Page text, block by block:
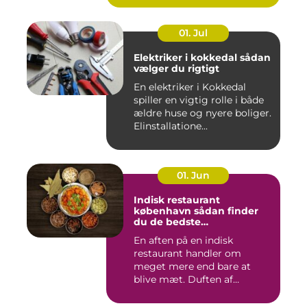
01. Jul
Elektriker i kokkedal sådan
vælger du rigtigt
En elektriker i Kokkedal
spiller en vigtig rolle i både
ældre huse og nyere boliger.
Elinstallatione...
01. Jun
Indisk restaurant
københavn sådan finder
du de bedste
En aften på en indisk
restaurant handler om
meget mere end bare at
blive mæt. Duften af